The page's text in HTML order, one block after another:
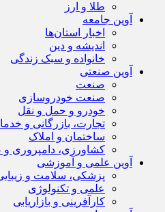
طلا و ارز
آوین جامعه
اخبار استان‌ها
اندیشه و دین
خانواده و سبک زندگی
آوین صنعتی
صنعت
صنعت خودروسازی
خودرو و حمل و نقل
تجارت، بازرگانی و
ساختمان و املاک
کشاورزی، دامپروری و
آوین علمی و آموزشی
پزشکی، سلامت و
علمی و تکنولوژی
کارآفرینی و بازاریابی